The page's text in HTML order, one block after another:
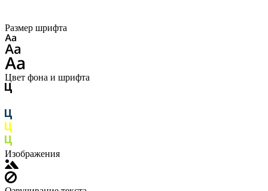
Размер шрифта
Цвет фона и шрифта
Изображения